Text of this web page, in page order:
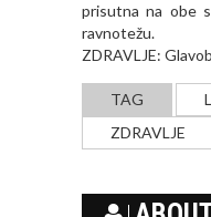
prisutna na obe
ravnotežu.
ZDRAVLJE:
TAG
ZDRAVLJE